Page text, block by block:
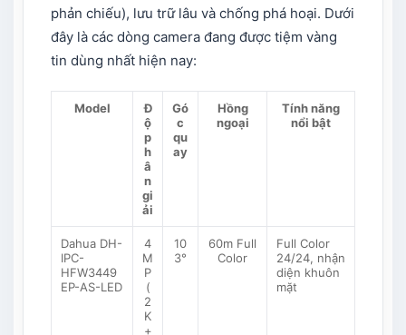
phản chiếu), lưu trữ lâu và chống phá hoại. Dưới
đây là các dòng camera đang được tiệm vàng
tin dùng nhất hiện nay:
Model
Đ
ộ
p
h
â
n
gi
ải
Gó
c
qu
ay
Hồng
ngoại
Tính năng
nổi bật
Dahua DH-
IPC-
HFW3449
EP-AS-LED
4
M
P
(
2
K
+
10
3°
60m Full
Color
Full Color
24/24, nhận
diện khuôn
mặt